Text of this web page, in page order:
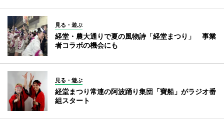
見る・遊ぶ
経堂・農大通りで夏の風物詩「経堂まつり」 事業
者コラボの機会にも
見る・遊ぶ
経堂まつり常連の阿波踊り集団「寶船」がラジオ番
組スタート